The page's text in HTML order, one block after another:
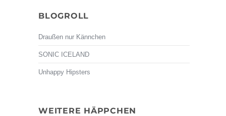
BLOGROLL
Draußen nur Kännchen
SONIC ICELAND
Unhappy Hipsters
WEITERE HÄPPCHEN